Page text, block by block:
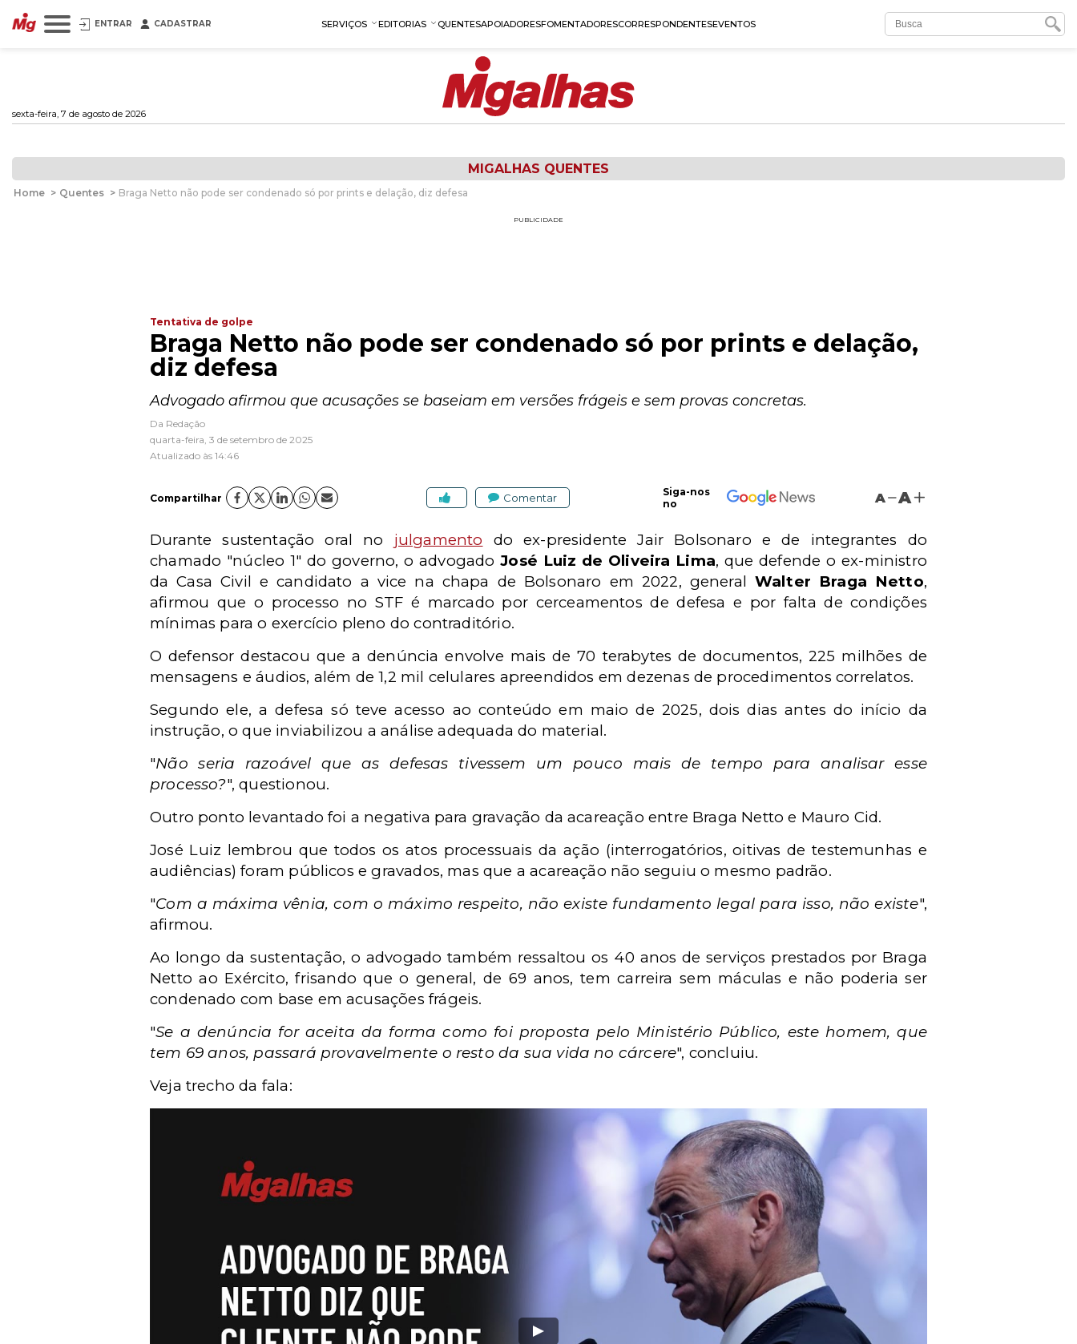
ENTRAR CADASTRAR SERVIÇOS EDITORIAS QUENTESAPOIADORESFOMENTADORESCORRESPONDENTESEVENTOS
sexta-feira, 7 de agosto de 2026
MIGALHAS QUENTES
Home > Quentes > Braga Netto não pode ser condenado só por prints e delação, diz defesa
PUBLICIDADE
Tentativa de golpe
Braga Netto não pode ser condenado só por prints e delação,
diz defesa
Advogado afirmou que acusações se baseiam em versões frágeis e sem provas concretas.
Da Redação
quarta-feira, 3 de setembro de 2025
Atualizado às 14:46
Compartilhar Comentar
Siga-nos
no
A A
Durante sustentação oral no julgamento do ex-presidente Jair Bolsonaro e de integrantes do
chamado "núcleo 1" do governo, o advogadoJosé Luiz de Oliveira Lima, que defende o ex-ministro
da Casa Civil e candidato a vice na chapa de Bolsonaro em 2022, general Walter Braga Netto,
afirmou que o processo no STF é marcado por cerceamentos de defesa e por falta de condições
mínimas para o exercício pleno do contraditório.
O defensor destacou que a denúncia envolve mais de 70 terabytes de documentos, 225 milhões de
mensagens e áudios, além de 1,2 mil celulares apreendidos em dezenas de procedimentos correlatos.
Segundo ele, a defesa só teve acesso ao conteúdo em maio de 2025, dois dias antes do início da
instrução, o que inviabilizou a análise adequada do material.
"Não seria razoável que as defesas tivessem um pouco mais de tempo para analisar esse
processo?", questionou.
Outro ponto levantado foi a negativa para gravação da acareação entre Braga Netto e Mauro Cid.
José Luiz lembrou que todos os atos processuais da ação (interrogatórios, oitivas de testemunhas e
audiências) foram públicos e gravados, mas que a acareação não seguiu o mesmo padrão.
"Com a máxima vênia, com o máximo respeito, não existe fundamento legal para isso, não existe",
afirmou.
Ao longo da sustentação, o advogado também ressaltou os 40 anos de serviços prestados por Braga
Netto ao Exército, frisando que o general, de 69 anos, tem carreira sem máculas e não poderia ser
condenado com base em acusações frágeis.
"Se a denúncia for aceita da forma como foi proposta pelo Ministério Público, este homem, que
tem 69 anos, passará provavelmente o resto da sua vida no cárcere", concluiu.
Veja trecho da fala: